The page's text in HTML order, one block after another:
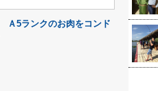
Ａ5ランクのお肉をコンド